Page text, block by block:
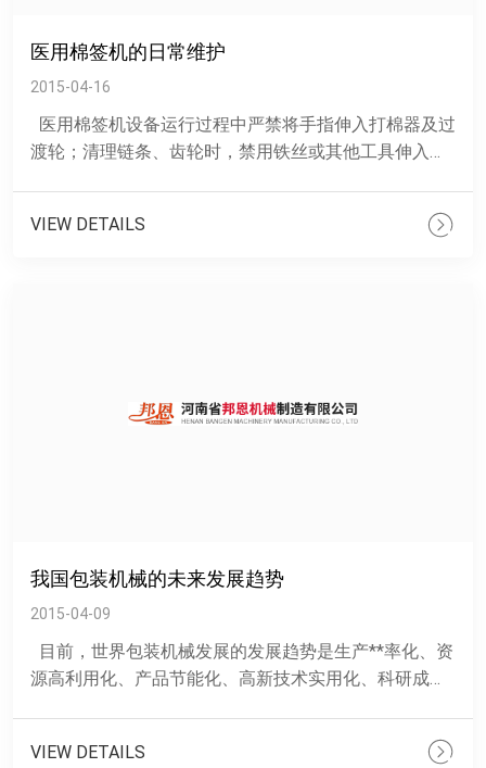
医用棉签机的日常维护
2015-04-16
医用棉签机设备运行过程中严禁将手指伸入打棉器及过
渡轮；清理链条、齿轮时，禁用铁丝或其他工具伸入打
VIEW DETAILS
我国包装机械的未来发展趋势
2015-04-09
目前，世界包装机械发展的发展趋势是生产**率化、资
源高利用化、产品节能化、高新技术实用化、科研成果
VIEW DETAILS